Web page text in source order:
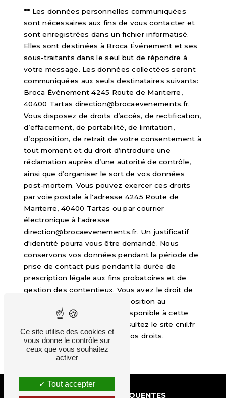
** Les données personnelles communiquées
sont nécessaires aux fins de vous contacter et
sont enregistrées dans un fichier informatisé.
Elles sont destinées à Broca Événement et ses
sous-traitants dans le seul but de répondre à
votre message. Les données collectées seront
communiquées aux seuls destinataires suivants:
Broca Événement 4245 Route de Mariterre,
40400 Tartas direction@brocaevenements.fr.
Vous disposez de droits d’accès, de rectification,
d’effacement, de portabilité, de limitation,
d’opposition, de retrait de votre consentement à
tout moment et du droit d’introduire une
réclamation auprès d’une autorité de contrôle,
ainsi que d’organiser le sort de vos données
post-mortem. Vous pouvez exercer ces droits
par voie postale à l'adresse 4245 Route de
Mariterre, 40400 Tartas ou par courrier
électronique à l'adresse
direction@brocaevenements.fr. Un justificatif
d'identité pourra vous être demandé. Nous
conservons vos données pendant la période de
prise de contact puis pendant la durée de
prescription légale aux fins probatoires et de
gestion des contentieux. Vous avez le droit de
vous inscrire sur la liste d'opposition au
démarchage téléphonique, disponible à cette
. Consultez le site cnil.fr
pour plus d’informations sur vos droits.
RECHERCHES FRÉQUENTES
Ce site utilise des cookies et
vous donne le contrôle sur
ceux que vous souhaitez
activer
Tout accepter